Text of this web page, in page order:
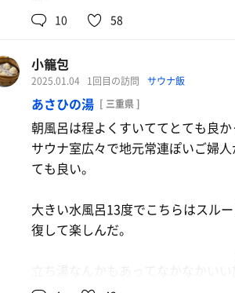
の岩風呂でこちらは高温サウナに
行くなら、サウナ目当てだとこっ
露天風呂の眺望が素晴らしい。お
チェックアウトが11時だったので
サウナ広々でアツくていいね。薬
水風呂は外にあり、小雨の中だし寒
。浴室内の椅子で休憩。たまに休
間を気にせず温浴施設にいるの何
のんびりのんびり3セットして、お
監督、萬斎さんと合流。そしてみ
ート。
10 58
小籠包
2025.01.04 1回目の訪問 サウナ飯
あさひの湯 [ 三重県 ]
朝風呂は程よくすいててとても良か
サウナ室広々で地元常連ぽいご婦
ても良い。
大きい水風呂13度でこちらはスル
復して楽しんだ。
立ち湯なんかもあってなかなかい